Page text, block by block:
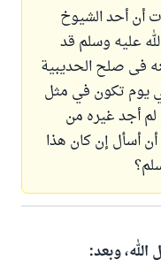
أن أحد الشيوخ
عليه وسلم قد
فى صلح الحديبية
يوم تكون في مثل
أجد غيره من
أسأل إن كان هذا
وبعد: